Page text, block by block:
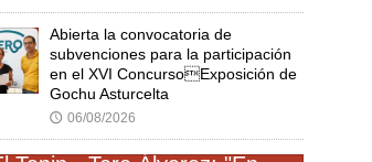
Abierta la convocatoria de
subvenciones para la participación
en el XVI ConcursoExposición de
Gochu Asturcelta
🕔 06/08/2026